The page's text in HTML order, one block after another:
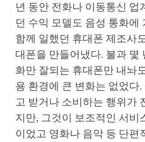
년 동안 전화나 이동통신 업
던 수익 모델도 음성 통화에
함께 일했던 휴대폰 제조사
대폰을 만들어냈다. 불과 몇
화만 잘되는 휴대폰만 내놔
용 환경에 큰 변화는 없었다
고 받거나 소비하는 행위가
지만, 그것이 보조적인 서비
이었고 영화나 음악 등 단편